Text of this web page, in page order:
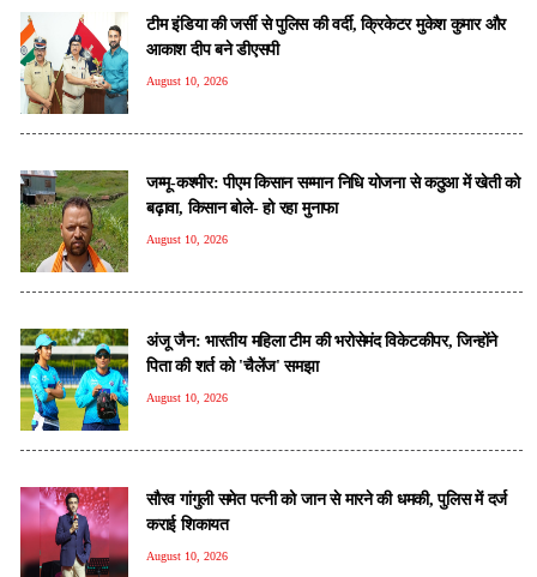
टीम इंडिया की जर्सी से पुलिस की वर्दी, क्रिकेटर मुकेश कुमार और
आकाश दीप बने डीएसपी
August 10, 2026
जम्मू-कश्मीर: पीएम किसान सम्मान निधि योजना से कठुआ में खेती को
बढ़ावा, किसान बोले- हो रहा मुनाफा
August 10, 2026
अंजू जैन: भारतीय महिला टीम की भरोसेमंद विकेटकीपर, जिन्होंने
पिता की शर्त को 'चैलेंज' समझा
August 10, 2026
सौरव गांगुली समेत पत्नी को जान से मारने की धमकी, पुलिस में दर्ज
कराई शिकायत
August 10, 2026